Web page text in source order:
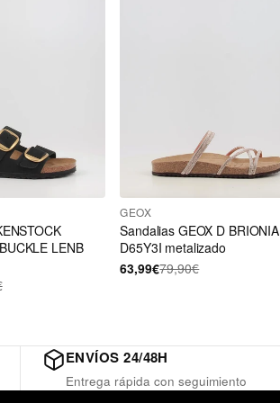
LENB
GEOX
Sandalias GEOX D BRIONIA
D65Y3I metalizado
63,99€79,90€
ENVÍOS 24/48H
Entrega rápida con seguimiento